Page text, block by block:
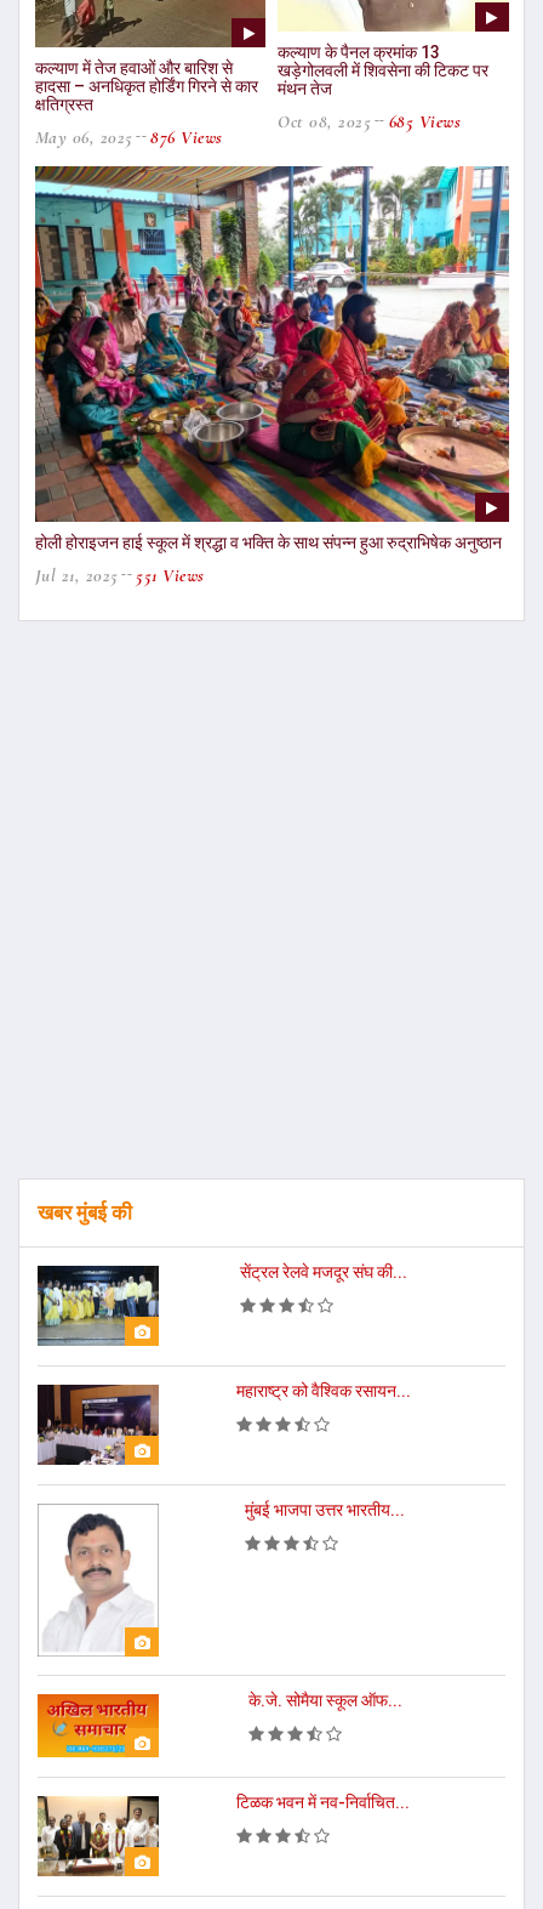
कल्याण में तेज हवाओं और बारिश से
हादसा – अनधिकृत होर्डिंग गिरने से कार
क्षतिग्रस्त
May 06, 2025 876 Views
कल्याण के पैनल क्रमांक 13
खड़ेगोलवली में शिवसेना की टिकट पर
मंथन तेज
Oct 08, 2025 685 Views
होली होराइजन हाई स्कूल में श्रद्धा व भक्ति के साथ संपन्न हुआ रुद्राभिषेक अनुष्ठान
Jul 21, 2025 551 Views
खबर मुंबई की
सेंट्रल रेलवे मजदूर संघ की...
महाराष्ट्र को वैश्विक रसायन...
मुंबई भाजपा उत्तर भारतीय...
के.जे. सोमैया स्कूल ऑफ...
टिळक भवन में नव-निर्वाचित...